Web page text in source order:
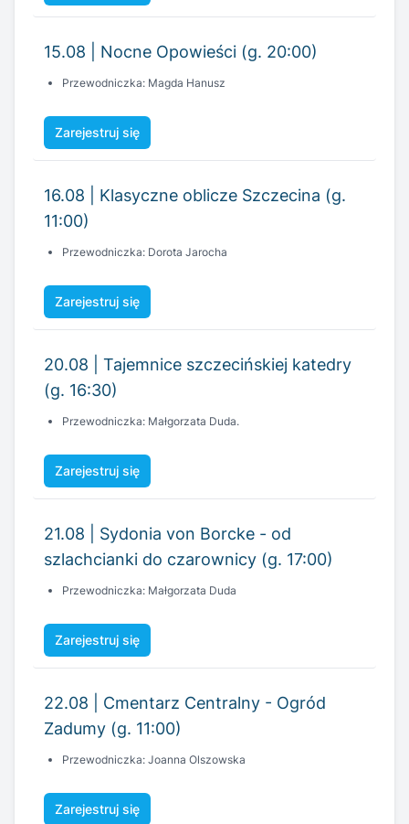
15.08 | Nocne Opowieści (g. 20:00)
Przewodniczka: Magda Hanusz
Zarejestruj się
16.08 | Klasyczne oblicze Szczecina (g.
11:00)
Przewodniczka: Dorota Jarocha
Zarejestruj się
20.08 | Tajemnice szczecińskiej katedry
(g. 16:30)
Przewodniczka: Małgorzata Duda.
Zarejestruj się
21.08 | Sydonia von Borcke - od
szlachcianki do czarownicy (g. 17:00)
Przewodniczka: Małgorzata Duda
Zarejestruj się
22.08 | Cmentarz Centralny - Ogród
Zadumy (g. 11:00)
Przewodniczka: Joanna Olszowska
Zarejestruj się